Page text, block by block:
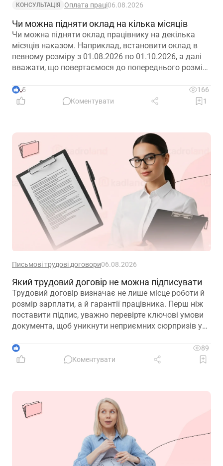
КОНСУЛЬТАЦІЯ Оплата праці06.08.2026
Чи можна підняти оклад на кілька місяців
Чи можна підняти оклад працівнику на декілька
місяців наказом. Наприклад, встановити оклад в
певному розміру з 01.08.2026 по 01.10.2026, а далі
вважати, що повертаємося до попереднього розміру
5
166
Коментувати
1
Письмові трудові договори06.08.2026
Який трудовий договір не можна підписувати
Трудовий договір визначає не лише місце роботи й
розмір зарплати, а й гарантії працівника. Перш ніж
поставити підпис, уважно перевірте ключові умови
документа, щоб уникнути неприємних сюрпризів у
1
89
Коментувати